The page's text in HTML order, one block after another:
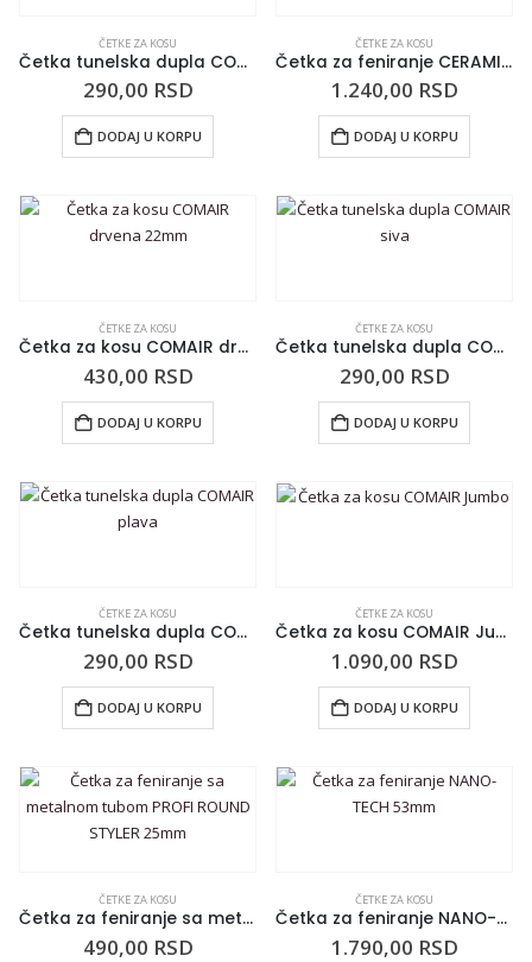
ČETKE ZA KOSU
Četka tunelska dupla COMAIR crvena
290,00 RSD
DODAJ U KORPU
ČETKE ZA KOSU
Četka za feniranje CERAMIC DE LUXE 64mm
1.240,00 RSD
DODAJ U KORPU
ČETKE ZA KOSU
Četka za kosu COMAIR drvena 22mm
430,00 RSD
DODAJ U KORPU
ČETKE ZA KOSU
Četka tunelska dupla COMAIR siva
290,00 RSD
DODAJ U KORPU
ČETKE ZA KOSU
Četka tunelska dupla COMAIR plava
290,00 RSD
DODAJ U KORPU
ČETKE ZA KOSU
Četka za kosu COMAIR Jumbo
1.090,00 RSD
DODAJ U KORPU
ČETKE ZA KOSU
Četka za feniranje sa metalnom tubom PROFI ROUND STYLER 25mm
490,00 RSD
ČETKE ZA KOSU
Četka za feniranje NANO-TECH 53mm
1.790,00 RSD